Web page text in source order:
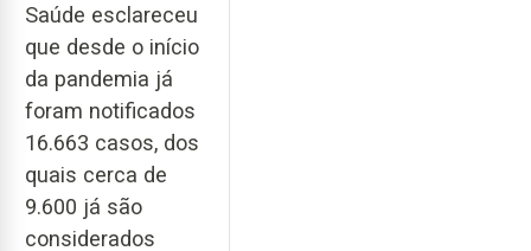
Saúde esclareceu
que desde o início
da pandemia já
foram notificados
16.663 casos, dos
quais cerca de
9.600 já são
considerados